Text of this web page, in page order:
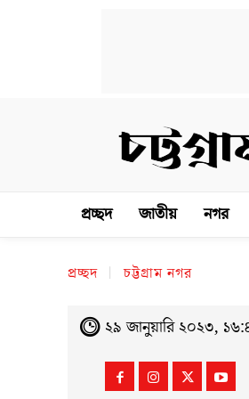
প্রচ্ছদ জাতীয় নগর
প্রচ্ছদ চট্টগ্রাম নগর
২৯ জানুয়ারি ২০২৩,